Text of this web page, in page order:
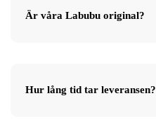
Är våra Labubu original?
Hur lång tid tar leveransen?